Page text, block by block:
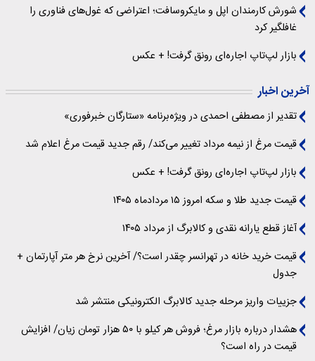
شورش کارمندان اپل و مایکروسافت؛ اعتراضی که غول‌های فناوری را
غافلگیر کرد
بازار لپ‌تاپ اجاره‌ای رونق گرفت! + عکس
آخرین اخبار
تقدیر از مصطفی احمدی در ویژه‌برنامه «ستارگان خبرفوری»
قیمت مرغ از نیمه مرداد تغییر می‌کند/ رقم جدید قیمت مرغ اعلام شد
بازار لپ‌تاپ اجاره‌ای رونق گرفت! + عکس
قیمت جدید طلا و سکه امروز ۱۵ مردادماه ۱۴۰۵
آغاز قطع یارانه نقدی و کالابرگ از مرداد ۱۴۰۵
قیمت خرید خانه در تهرانسر چقدر است؟/ آخرین نرخ هر متر آپارتمان +
جدول
جزییات واریز مرحله جدید کالابرگ الکترونیکی منتشر شد
هشدار درباره بازار مرغ؛ فروش هر کیلو با ۵۰ هزار تومان زیان/ افزایش
قیمت در راه است؟